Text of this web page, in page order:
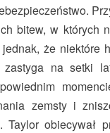
bitew, w których
że niektóre
zastyga na setki
zemsty i
Taylor obiecywał